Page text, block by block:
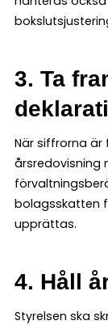
3. Ta
När siffrorna
årsredovisning
bolagsskatten
upprättas.
4. Håll
Styrelsen ska